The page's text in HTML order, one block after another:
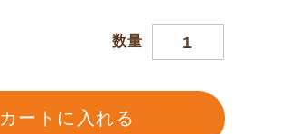
数量
カートに入れる